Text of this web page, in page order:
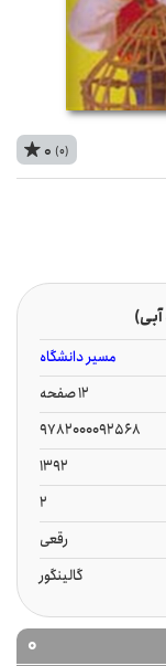
0 (0)
مسیر دانشگاه
12 صفحه
9782000092568
1392
2
رقعی
گالینگور
0